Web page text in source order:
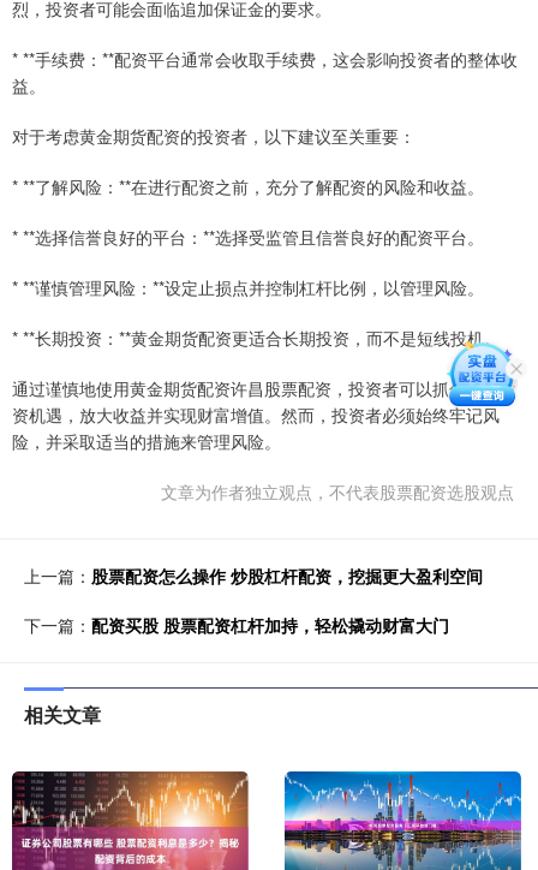
烈，投资者可能会面临追加保证金的要求。
* **手续费：**配资平台通常会收取手续费，这会影响投资者的整体收
益。
对于考虑黄金期货配资的投资者，以下建议至关重要：
* **了解风险：**在进行配资之前，充分了解配资的风险和收益。
* **选择信誉良好的平台：**选择受监管且信誉良好的配资平台。
* **谨慎管理风险：**设定止损点并控制杠杆比例，以管理风险。
* **长期投资：**黄金期货配资更适合长期投资，而不是短线投机。
通过谨慎地使用黄金期货配资许昌股票配资，投资者可以抓住黄金投
资机遇，放大收益并实现财富增值。然而，投资者必须始终牢记风
险，并采取适当的措施来管理风险。
文章为作者独立观点，不代表股票配资选股观点
上一篇： 股票配资怎么操作 炒股杠杆配资，挖掘更大盈利空间
下一篇： 配资买股 股票配资杠杆加持，轻松撬动财富大门
相关文章